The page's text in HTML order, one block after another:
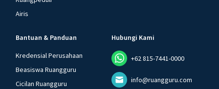
Airis
Bantuan & Panduan
Kredensial Perusahaan
Beasiswa Ruangguru
Cicilan Ruangguru
Hubungi Kami
+62 815-7441-0000
info@ruangguru.com